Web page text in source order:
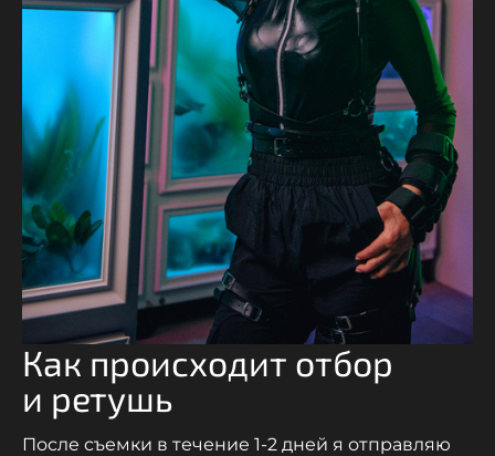
Как происходит отбор
и ретушь
После съемки в течение 1-2 дней я отправляю